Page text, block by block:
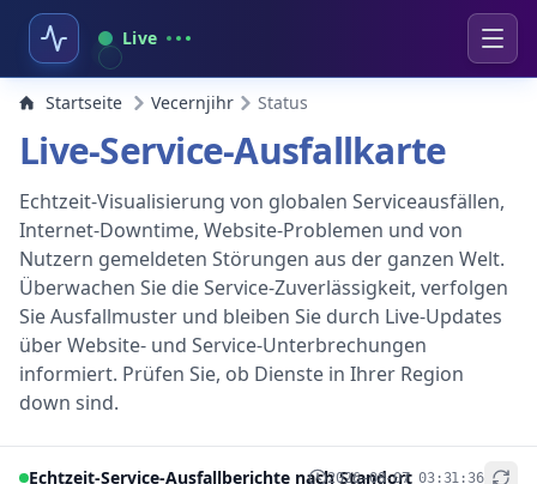
Live
Startseite Vecernjihr Status
Live-Service-Ausfallkarte
Echtzeit-Visualisierung von globalen Serviceausfällen,
Internet-Downtime, Website-Problemen und von
Nutzern gemeldeten Störungen aus der ganzen Welt.
Überwachen Sie die Service-Zuverlässigkeit, verfolgen
Sie Ausfallmuster und bleiben Sie durch Live-Updates
über Website- und Service-Unterbrechungen
informiert. Prüfen Sie, ob Dienste in Ihrer Region
down sind.
Echtzeit-Service-Ausfallberichte nach Standort
2026-08-07 03:31:36